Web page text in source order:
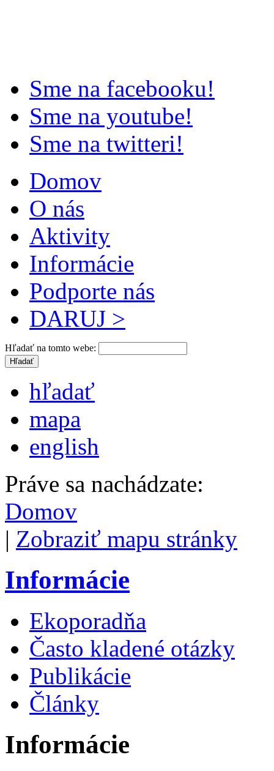
Sme na facebooku!
Sme na youtube!
Sme na twitteri!
Domov
O nás
Aktivity
Informácie
Podporte nás
DARUJ >
Hľadať na tomto webe:
hľadať
mapa
english
Práve sa nachádzate:
Domov
| Zobraziť mapu stránky
Informácie
Ekoporadňa
Často kladené otázky
Publikácie
Články
Informácie